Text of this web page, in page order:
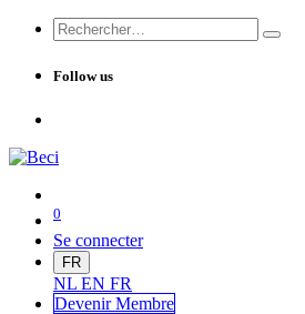
Follow us
0
Se connecter
FR
NL EN FR
Devenir Membre